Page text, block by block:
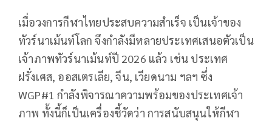
เมื่อวงการกีฬาไทยประสบความสำเร็จ เป็นเจ้าของ
ทัวร์นาเม้นท์โลก จึงกำลังมีหลายประเทศเสนอตัวเป็น
เจ้าภาพทัวร์นาเม้นท์ปี 2026 แล้ว เช่น ประเทศ
ฝรั่งเศส, ออสเตรเลีย, จีน, เวียดนาม ฯลฯ ซึ่ง
WGP#1 กำลังพิจารณาความพร้อมของประเทศเจ้า
ภาพ ทั้งนี้ก็เป็นเครื่องชี้วัดว่า การสนับสนุนให้กีฬา